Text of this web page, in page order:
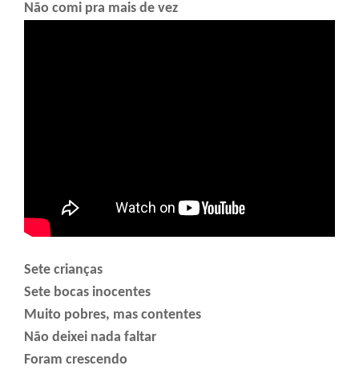
Não comi pra mais de vez
Sete crianças
Sete bocas inocentes
Muito pobres, mas contentes
Não deixei nada faltar
Foram crescendo